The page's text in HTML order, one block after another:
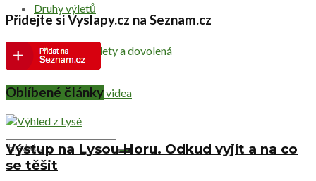
Druhy výletů
Netradiční výlety a dovolená
Cestovatelská videa
Přidejte si Vyslapy.cz na Seznam.cz
Oblíbené články
Výstup na Lysou Horu. Odkud vyjít a na co
se těšit